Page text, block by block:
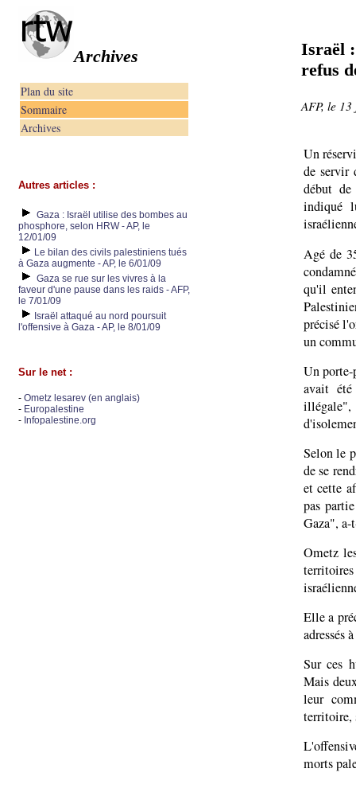
Archives
Plan du site
Sommaire
Archives
Autres articles :
Gaza : Israël utilise des bombes au
phosphore, selon HRW - AP, le
12/01/09
Le bilan des civils palestiniens tués
à Gaza augmente - AP, le 6/01/09
Gaza se rue sur les vivres à la
faveur d'une pause dans les raids - AFP,
le 7/01/09
Israël attaqué au nord poursuit
l'offensive à Gaza - AP, le 8/01/09
Sur le net :
- Ometz lesarev (en anglais)
- Europalestine
- Infopalestine.org
Israël
refus
AFP, le
Un
de servir
début
indiqué
Agé de
qu'il
précisé
un
Un
avait
Selon le
de se
et cette
pas
Gaza",
Ometz
Elle a
adressés
Sur ces
Mais
leur
territoire,
morts